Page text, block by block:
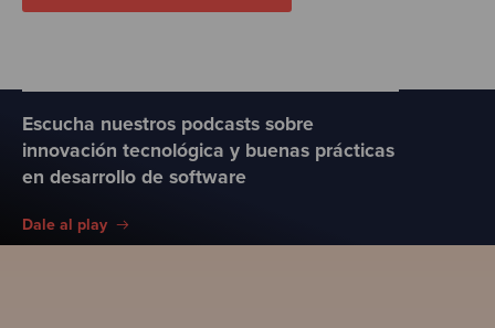
Escucha nuestros podcasts sobre
innovación tecnológica y buenas prácticas
en desarrollo de software
Dale al play